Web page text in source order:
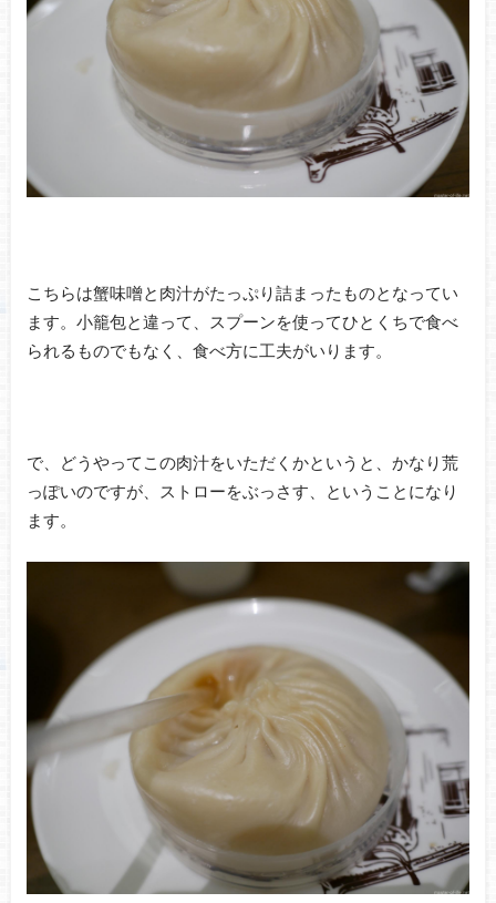
こちらは蟹味噌と肉汁がたっぷり詰まったものとなってい
ます。小籠包と違って、スプーンを使ってひとくちで食べ
られるものでもなく、食べ方に工夫がいります。
で、どうやってこの肉汁をいただくかというと、かなり荒
っぽいのですが、ストローをぶっさす、ということになり
ます。